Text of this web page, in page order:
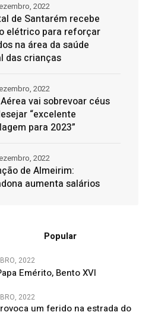
de Santarém recebe
elétrico para reforçar
na área da saúde
das crianças
2022
vai sobrevoar céus
“excelente
para 2023”
2022
de Almeirim:
aumenta salários
2022
Popular
2022
Emérito, Bento XVI
2022
um ferido na estrada do